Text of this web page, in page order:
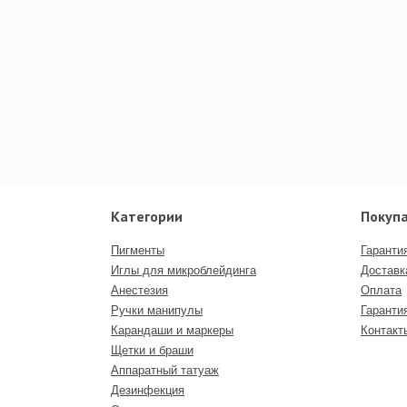
Категории
Пигменты
Иглы для микроблейдинга
Анестезия
Ручки манипулы
Карандаши и маркеры
Щетки и браши
Аппаратный татуаж
Дезинфекция
Оплата